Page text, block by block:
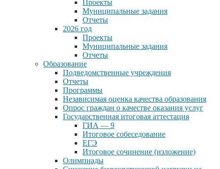
Проекты
Муниципальные задания
Отчеты
2026 год
Проекты
Муниципальные задания
Отчеты
Образование
Подведомственные учреждения
Отчеты
Программы
Независимая оценка качества образования
Опрос граждан о качестве оказания услуг
Государственная итоговая аттестация
ГИА — 9
Итоговое собеседование
ЕГЭ
Итоговое сочинение (изложение)
Олимпиады